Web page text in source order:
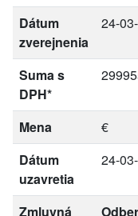
Dátum
zverejnenia
24-
Suma s
DPH*
Mena
€
Dátum
uzavretia
24-
Zmluvná